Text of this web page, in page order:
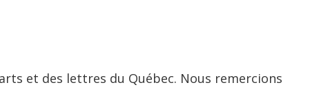
et des lettres du Québec. Nous remercions